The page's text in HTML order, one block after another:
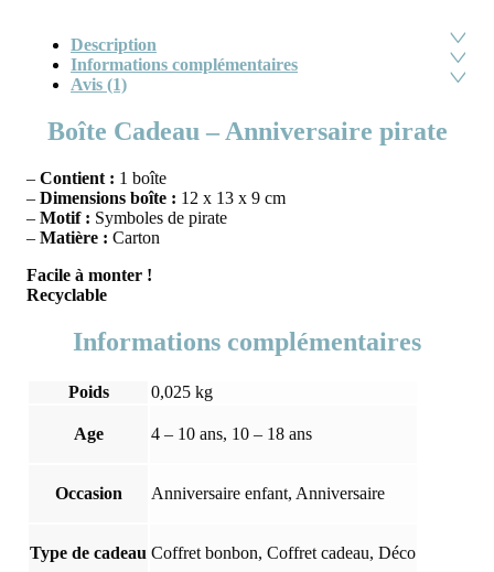
Description
Informations complémentaires
Avis (1)
Boîte Cadeau – Anniversaire pirate
– Contient : 1 boîte
– Dimensions boîte : 12 x 13 x 9 cm
– Motif : Symboles de pirate
– Matière : Carton
Facile à monter !
Recyclable
Informations complémentaires
Poids 0,025 kg
Age 4 – 10 ans, 10 – 18 ans
Occasion Anniversaire enfant, Anniversaire
Type de cadeau Coffret bonbon, Coffret cadeau, Déco